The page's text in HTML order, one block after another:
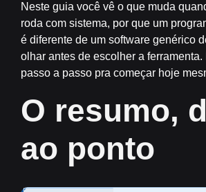
Neste guia você vê o que muda
roda com sistema, por que um
é diferente de um software genérico
olhar antes de escolher a ferramenta.
passo a passo pra começar hoje
O resumo,
ao ponto